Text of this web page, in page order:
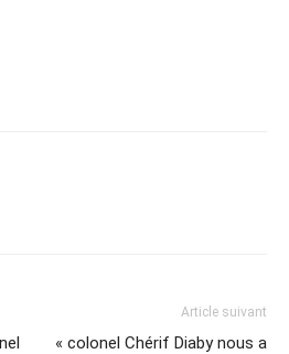
Article suivant
« colonel Chérif Diaby nous a